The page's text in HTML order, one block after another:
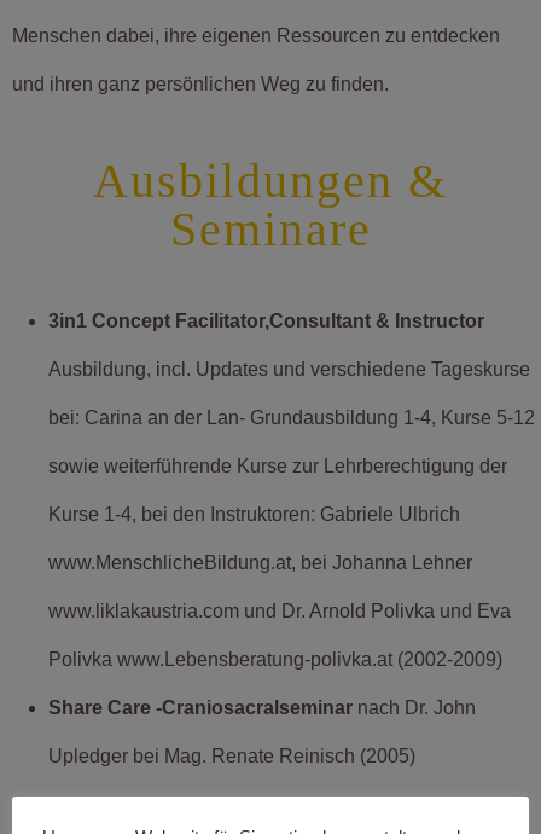
Menschen dabei, ihre eigenen Ressourcen zu entdecken
und ihren ganz persönlichen Weg zu finden.
Ausbildungen &
Seminare
3in1 Concept Facilitator,Consultant & Instructor
Ausbildung, incl. Updates und verschiedene Tageskurse
bei: Carina an der Lan- Grundausbildung 1-4, Kurse 5-12
sowie weiterführende Kurse zur Lehrberechtigung der
Kurse 1-4, bei den Instruktoren: Gabriele Ulbrich
www.MenschlicheBildung.at, bei Johanna Lehner
www.liklakaustria.com und Dr. Arnold Polivka und Eva
Polivka www.Lebensberatung-polivka.at (2002-2009)
Share Care -Craniosacralseminarnach Dr. John
Upledger bei Mag. Renate Reinisch (2005)